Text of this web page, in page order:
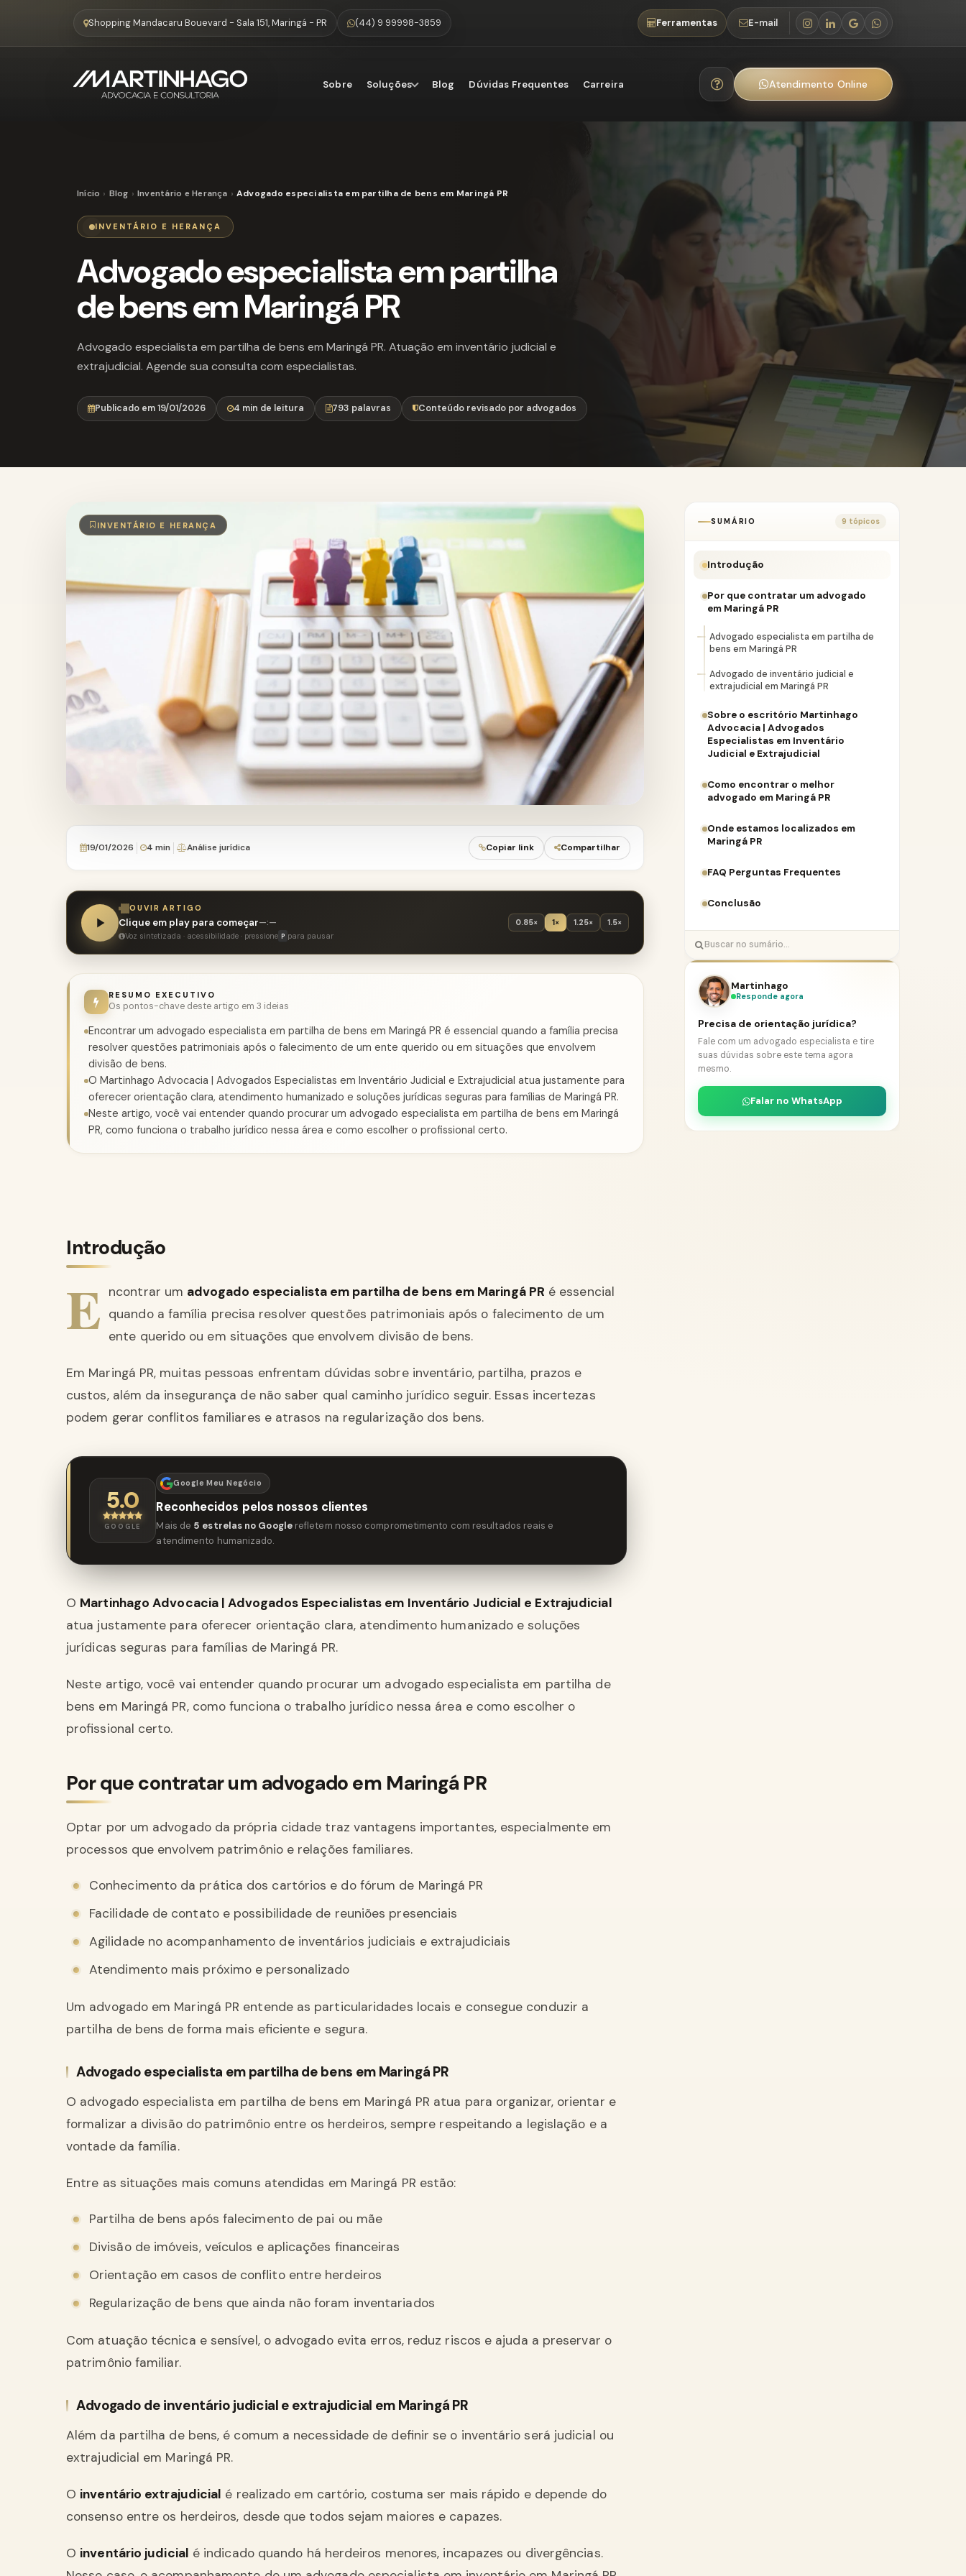
Shopping Mandacaru Bouevard - Sala 151, Maringá - PR (44) 9 99998-3859 Ferramentas E-mail
Sobre Soluções Blog Dúvidas Frequentes Carreira Atendimento Online
Início Blog Inventário e Herança Advogado especialista em partilha de bens em Maringá PR
INVENTÁRIO E HERANÇA
Advogado especialista em partilha
de bens em Maringá PR
Advogado especialista em partilha de bens em Maringá PR. Atuação em inventário judicial e
extrajudicial. Agende sua consulta com especialistas.
Publicado em 19/01/2026 4 min de leitura 793 palavras Conteúdo revisado por advogados
INVENTÁRIO E HERANÇA
19/01/2026 4 min Análise jurídica Copiar link Compartilhar
OUVIR ARTIGO
Clique em play para começar—:— 0.85× 1× 1.25× 1.5×
Voz sintetizada · acessibilidade · pressione P para pausar
RESUMO EXECUTIVO
Os pontos-chave deste artigo em 3 ideias
Encontrar um advogado especialista em partilha de bens em Maringá PR é essencial quando a família precisa
resolver questões patrimoniais após o falecimento de um ente querido ou em situações que envolvem
divisão de bens.
O Martinhago Advocacia | Advogados Especialistas em Inventário Judicial e Extrajudicial atua justamente para
oferecer orientação clara, atendimento humanizado e soluções jurídicas seguras para famílias de Maringá PR.
Neste artigo, você vai entender quando procurar um advogado especialista em partilha de bens em Maringá
PR, como funciona o trabalho jurídico nessa área e como escolher o profissional certo.
Introdução
E ncontrar um advogado especialista em partilha de bens em Maringá PR é essencial
quando a família precisa resolver questões patrimoniais após o falecimento de um
ente querido ou em situações que envolvem divisão de bens.
Em Maringá PR, muitas pessoas enfrentam dúvidas sobre inventário, partilha, prazos e
custos, além da insegurança de não saber qual caminho jurídico seguir. Essas incertezas
podem gerar conflitos familiares e atrasos na regularização dos bens.
5.0
GOOGLE
Google Meu Negócio
Reconhecidos pelos nossos clientes
Mais de 5 estrelas no Googlerefletem nosso comprometimento com resultados reais e
atendimento humanizado.
O Martinhago Advocacia | Advogados Especialistas em Inventário Judicial e Extrajudicial
atua justamente para oferecer orientação clara, atendimento humanizado e soluções
jurídicas seguras para famílias de Maringá PR.
Neste artigo, você vai entender quando procurar um advogado especialista em partilha de
bens em Maringá PR, como funciona o trabalho jurídico nessa área e como escolher o
profissional certo.
Por que contratar um advogado em Maringá PR
Optar por um advogado da própria cidade traz vantagens importantes, especialmente em
processos que envolvem patrimônio e relações familiares.
Conhecimento da prática dos cartórios e do fórum de Maringá PR
Facilidade de contato e possibilidade de reuniões presenciais
Agilidade no acompanhamento de inventários judiciais e extrajudiciais
Atendimento mais próximo e personalizado
Um advogado em Maringá PR entende as particularidades locais e consegue conduzir a
partilha de bens de forma mais eficiente e segura.
Advogado especialista em partilha de bens em Maringá PR
O advogado especialista em partilha de bens em Maringá PR atua para organizar, orientar e
formalizar a divisão do patrimônio entre os herdeiros, sempre respeitando a legislação e a
vontade da família.
Entre as situações mais comuns atendidas em Maringá PR estão:
Partilha de bens após falecimento de pai ou mãe
Divisão de imóveis, veículos e aplicações financeiras
Orientação em casos de conflito entre herdeiros
Regularização de bens que ainda não foram inventariados
Com atuação técnica e sensível, o advogado evita erros, reduz riscos e ajuda a preservar o
patrimônio familiar.
Advogado de inventário judicial e extrajudicial em Maringá PR
Além da partilha de bens, é comum a necessidade de definir se o inventário será judicial ou
extrajudicial em Maringá PR.
O inventário extrajudicial é realizado em cartório, costuma ser mais rápido e depende do
consenso entre os herdeiros, desde que todos sejam maiores e capazes.
O inventário judicial é indicado quando há herdeiros menores, incapazes ou divergências.
SUMÁRIO 9 tópicos
Introdução
Por que contratar um advogado
em Maringá PR
Advogado especialista em partilha de
bens em Maringá PR
Advogado de inventário judicial e
extrajudicial em Maringá PR
Sobre o escritório Martinhago
Advocacia | Advogados
Especialistas em Inventário
Judicial e Extrajudicial
Como encontrar o melhor
advogado em Maringá PR
Onde estamos localizados em
Maringá PR
FAQ Perguntas Frequentes
Conclusão
Martinhago
Responde agora
Precisa de orientação jurídica?
Fale com um advogado especialista e tire
suas dúvidas sobre este tema agora
mesmo.
Falar no WhatsApp